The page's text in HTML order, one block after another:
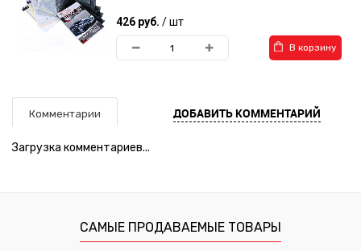
426 руб. / шт
В корзину
Комментарии ДОБАВИТЬ КОММЕНТАРИЙ
Загрузка комментариев...
САМЫЕ ПРОДАВАЕМЫЕ ТОВАРЫ